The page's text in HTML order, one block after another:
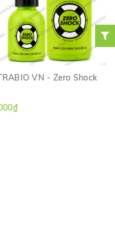
VN - Zero Shock